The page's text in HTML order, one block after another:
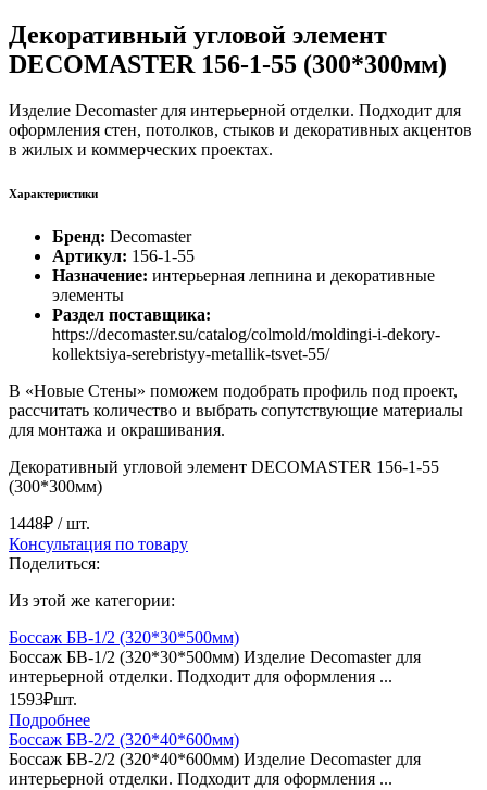
Декоративный угловой элемент
DECOMASTER 156-1-55 (300*300мм)
Изделие Decomaster для интерьерной отделки. Подходит для
оформления стен, потолков, стыков и декоративных акцентов
в жилых и коммерческих проектах.
Характеристики
Бренд: Decomaster
Артикул: 156-1-55
Назначение: интерьерная лепнина и декоративные
элементы
Раздел поставщика:
https://decomaster.su/catalog/colmold/moldingi-i-dekory-
kollektsiya-serebristyy-metallik-tsvet-55/
В «Новые Стены» поможем подобрать профиль под проект,
рассчитать количество и выбрать сопутствующие материалы
для монтажа и окрашивания.
Декоративный угловой элемент DECOMASTER 156-1-55
(300*300мм)
1448₽ / шт.
Консультация по товару
Поделиться:
Из этой же категории:
Боссаж БВ-1/2 (320*30*500мм)
Боссаж БВ-1/2 (320*30*500мм) Изделие Decomaster для
интерьерной отделки. Подходит для оформления ...
1593₽шт.
Подробнее
Боссаж БВ-2/2 (320*40*600мм)
Боссаж БВ-2/2 (320*40*600мм) Изделие Decomaster для
интерьерной отделки. Подходит для оформления ...